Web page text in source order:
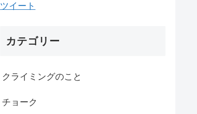
ツイート
カテゴリー
クライミングのこと
チョーク